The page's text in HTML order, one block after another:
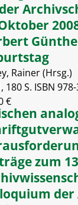
Rainer (Hrsg.)
180 S. ISBN
€
zum